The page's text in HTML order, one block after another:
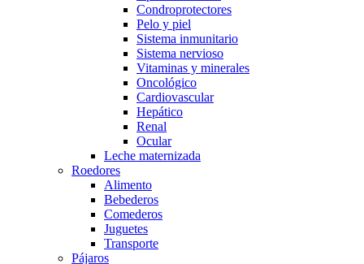
Condroprotectores
Pelo y piel
Sistema inmunitario
Sistema nervioso
Vitaminas y minerales
Oncológico
Cardiovascular
Hepático
Renal
Ocular
Leche maternizada
Roedores
Alimento
Bebederos
Comederos
Juguetes
Transporte
Pájaros